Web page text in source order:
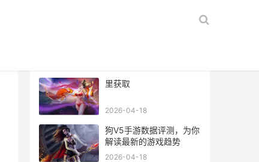
里获取
2026-04-18
狗V5手游数据评测，为你
解读最新的游戏趋势
2026-04-18